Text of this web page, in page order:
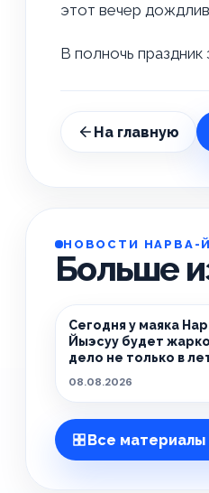
этот вечер
В полночь
На главную
НОВОСТИ НАРВА-
Больше
Сегодня у маяка
Йыэсуу будет
дело не только в
08.08.2026
Все материалы